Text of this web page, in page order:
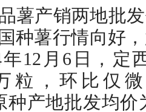
薯产销两地批
种薯行情向好
年12月6日，定
粒，环比仅
种产地批发均